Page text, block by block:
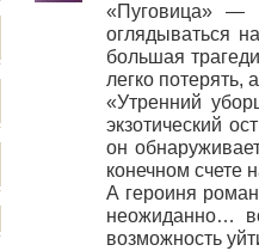
«Пуговица» —
оглядываться
большая
легко потерять,
«Утренний
экзотический
он
конечном счете
А героиня
неожиданно…
возможность